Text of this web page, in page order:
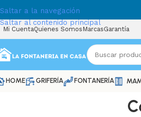
Saltar a la navegación
Saltar al contenido principal
Mi CuentaQuienes Somos MarcasGarantía
HOME GRIFERÍA FONTANERÍA